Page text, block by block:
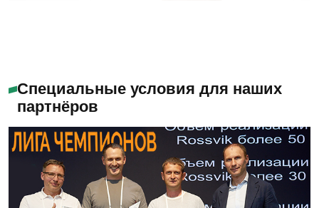
Специальные условия для наших
партнёров